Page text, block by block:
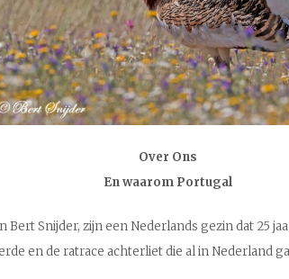
Over Ons
En waarom Portugal
Bert Snijder, zijn een Nederlands gezin dat 25
en de ratrace achterliet die al in Nederland